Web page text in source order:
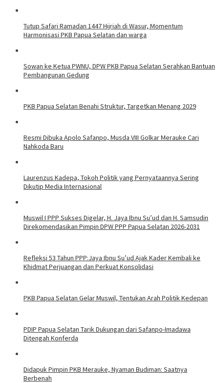
Tutup Safari Ramadan 1447 Hijriah di Wasur, Momentum
Harmonisasi PKB Papua Selatan dan warga
Sowan ke Ketua PWNU, DPW PKB Papua Selatan Serahkan Bantuan
Pembangunan Gedung
PKB Papua Selatan Benahi Struktur, Targetkan Menang 2029
Resmi Dibuka Apolo Safanpo, Musda VIII Golkar Merauke Cari
Nahkoda Baru
Laurenzus Kadepa, Tokoh Politik yang Pernyataannya Sering
Dikutip Media Internasional
Muswil I PPP Sukses Digelar, H. Jaya Ibnu Su’ud dan H. Samsudin
Direkomendasikan Pimpin DPW PPP Papua Selatan 2026-2031
Refleksi 53 Tahun PPP:Jaya Ibnu Su’ud Ajak Kader Kembali ke
Khidmat Perjuangan dan Perkuat Konsolidasi
PKB Papua Selatan Gelar Muswil, Tentukan Arah Politik Kedepan
PDIP Papua Selatan Tarik Dukungan dari Safanpo-Imadawa
Ditengah Konferda
Didapuk Pimpin PKB Merauke, Nyaman Budiman: Saatnya
Berbenah